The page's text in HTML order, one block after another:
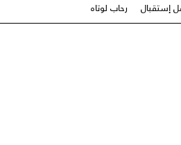
إستقبال رحاب لوتاه